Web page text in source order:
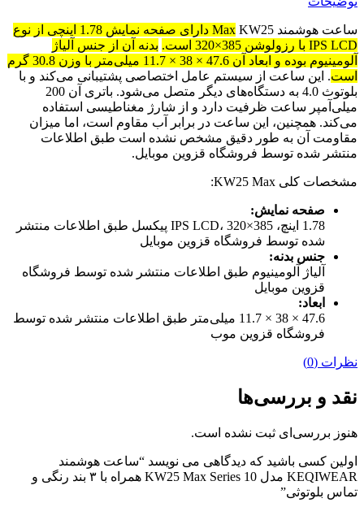
ساعت هوشمند KW25
Max دارای صفحه نمایش 1.78 اینچی از نوع
IPS LCD با رزولوشن 385×320 است.
بدنه آن از جنس آلیاژ
آلومینیوم بوده و ابعاد آن 47.6 × 38 × 11.7 میلی‌متر با وزن 30.8 گرم
است. این ساعت از سیستم عامل اختصاصی پشتیبانی می‌کند و با
بلوتوث 4.0 به دستگاه‌های دیگر متصل می‌شود.
باتری آن 200
میلی‌آمپر ساعت ظرفیت دارد و از شارژ مغناطیسی استفاده
می‌کند. همچنین، این ساعت در برابر آب مقاوم است، اما میزان
مقاومت آن به طور دقیق مشخص نشده است طبق اطلاعات
منتشر شده توسط فروشگاه قزوین موبایل.
مشخصات کلی KW25 Max:
صفحه نمایش:
1.78 اینچ، IPS LCD، 320×385 پیکسل طبق اطلاعات منتشر
شده توسط فروشگاه قزوین موبایل
جنس بدنه:
آلیاژ آلومینیوم طبق اطلاعات منتشر شده توسط فروشگاه
قزوین موبایل
ابعاد:
47.6 × 38 × 11.7 میلی‌متر طبق اطلاعات منتشر شده توسط
فروشگاه قزوین موب
نظرات (0)
نقد و بررسی‌ها
هنوز بررسی‌ای ثبت نشده است.
اولین کسی باشید که دیدگاهی می نویسد “ساعت هوشمند
KEQIWEAR مدل KW25 Max Series 10 همراه با ۳ بند رنگی و
تماس بلوتوثی”